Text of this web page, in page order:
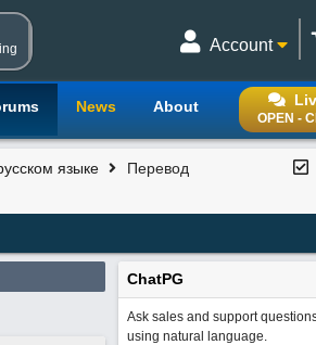
Account
OPEN -
News About
языке
Перевод
ChatPG
Ask sales and support
using natural language.